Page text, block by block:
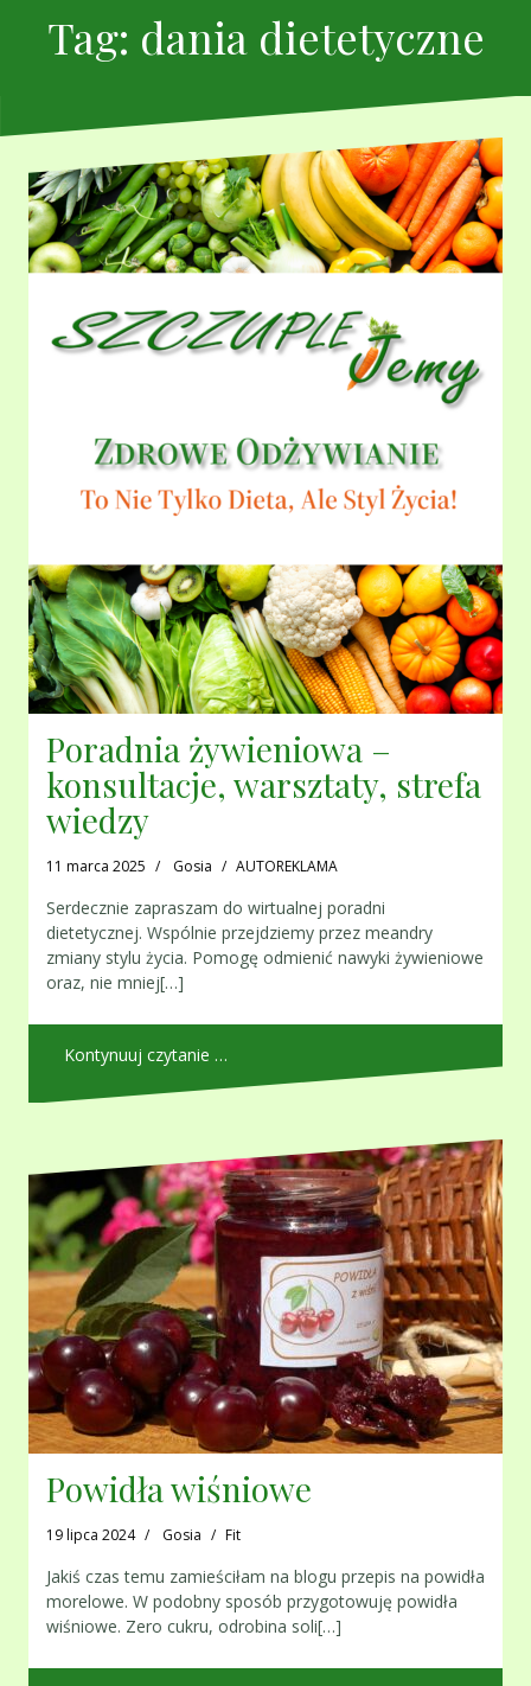
Tag: dania dietetyczne
Poradnia żywieniowa –
konsultacje, warsztaty, strefa
wiedzy
11 marca 2025 Gosia AUTOREKLAMA
Serdecznie zapraszam do wirtualnej poradni
dietetycznej. Wspólnie przejdziemy przez meandry
zmiany stylu życia. Pomogę odmienić nawyki żywieniowe
oraz, nie mniej[…]
Kontynuuj czytanie …
Powidła wiśniowe
19 lipca 2024 Gosia Fit
Jakiś czas temu zamieściłam na blogu przepis na powidła
morelowe. W podobny sposób przygotowuję powidła
wiśniowe. Zero cukru, odrobina soli[…]